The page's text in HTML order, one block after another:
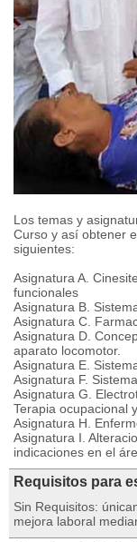
Los temas y
Curso y así obtener
siguientes:
Asignatura A.
funcionales
Asignatura B.
Asignatura C.
Asignatura D.
aparato locomotor.
Asignatura E.
Asignatura F.
Asignatura G.
Terapia ocupacional
Asignatura H.
Asignatura I.
indicaciones en el
Requisitos para
Sin Requisitos:
mejora laboral